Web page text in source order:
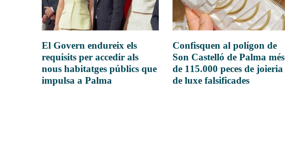
El Govern endureix els
requisits per accedir als
nous habitatges públics que
impulsa a Palma
Confisquen al polígon de
Son Castelló de Palma més
de 115.000 peces de joieria
de luxe falsificades